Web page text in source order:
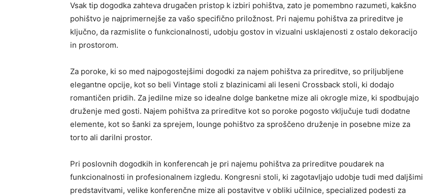
Vsak tip dogodka zahteva drugačen pristop k izbiri pohištva, zato je pomembno razumeti, kakšno
pohištvo je najprimernejše za vašo specifično priložnost. Pri najemu pohištva za prireditve je
ključno, da razmislite o funkcionalnosti, udobju gostov in vizualni usklajenosti z ostalo dekoracijo
in prostorom.
Za poroke, ki so med najpogostejšimi dogodki za najem pohištva za prireditve, so priljubljene
elegantne opcije, kot so beli Vintage stoli z blazinicami ali leseni Crossback stoli, ki dodajo
romantičen pridih. Za jedilne mize so idealne dolge banketne mize ali okrogle mize, ki spodbujajo
druženje med gosti. Najem pohištva za prireditve kot so poroke pogosto vključuje tudi dodatne
elemente, kot so šanki za sprejem, lounge pohištvo za sproščeno druženje in posebne mize za
torto ali darilni prostor.
Pri poslovnih dogodkih in konferencah je pri najemu pohištva za prireditve poudarek na
funkcionalnosti in profesionalnem izgledu. Kongresni stoli, ki zagotavljajo udobje tudi med daljšimi
predstavitvami, velike konferenčne mize ali postavitve v obliki učilnice, specialized podesti za